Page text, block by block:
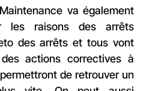
va également
les raisons des arrêts
des arrêts et tous vont
actions correctives à
de retrouver un